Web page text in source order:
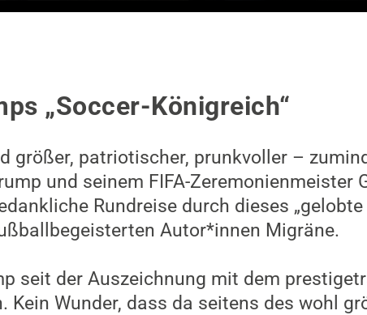
„Soccer-Königreich“
größer, patriotischer, prunkvoller –
und seinem FIFA-Zeremonienmeister
Rundreise durch dieses „gelobte
Autor*innen Migräne.
seit der Auszeichnung mit dem
Kein Wunder, dass da seitens des wohl